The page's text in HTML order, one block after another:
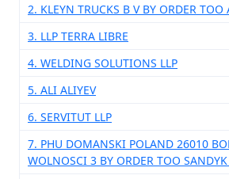
2. KLEYN TRUCKS B V BY ORDER
3. LLP TERRA LIBRE
4. WELDING SOLUTIONS LLP
5. ALI ALIYEV
6. SERVITUT LLP
7. PHU DOMANSKI POLAND 26010
WOLNOSCI 3 BY ORDER TOO